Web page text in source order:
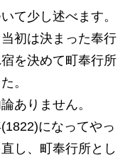
て少し述べます。
初は決まった奉行
を決めて町奉行所
。
ありません。
になってやっ
し、町奉行所とし